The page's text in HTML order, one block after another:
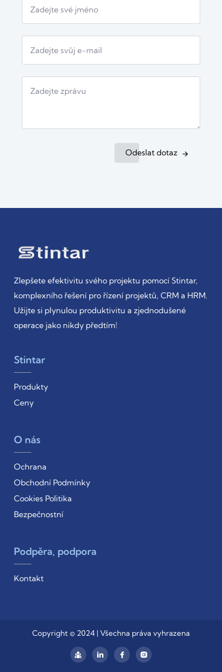
Odeslat dotaz
Zlepšete efektivitu svého projektu pomocí Stintar,
komplexního řešení pro řízení projektů, CRM a HRM.
Užijte si plynulou produktivitu a zjednodušené
operace jako nikdy předtím!
Stintar
Produkty
Ceny
O nás
Ochrana
Obchodní Podmínky
Cookies Politika
Bezpečnostní
Podpěra, podpora
Kontakt
Copyright © 2024 | Všechna práva vyhrazena